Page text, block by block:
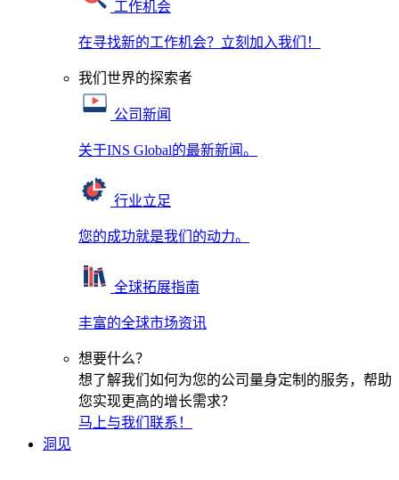
工作机会
在寻找新的工作机会？立刻加入我们！
我们世界的探索者
公司新闻
关于INS Global的最新新闻。
行业立足
您的成功就是我们的动力。
全球拓展指南
丰富的全球市场资讯
想要什么？
想了解我们如何为您的公司量身定制的服务，帮助
您实现更高的增长需求？
马上与我们联系！
洞见